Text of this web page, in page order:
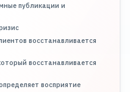
публикации и
восстанавливается
восстанавливается
восприятие